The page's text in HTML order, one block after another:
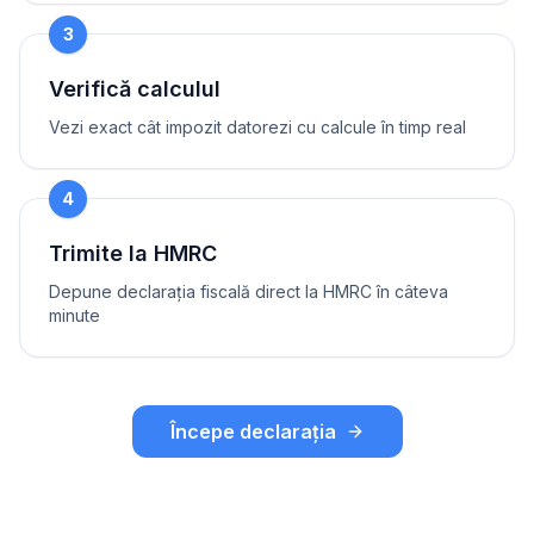
3
Verifică calculul
Vezi exact cât impozit datorezi cu calcule în timp real
4
Trimite la HMRC
Depune declarația fiscală direct la HMRC în câteva
minute
Începe declarația